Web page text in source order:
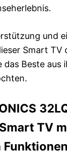
und
Smart TV
das Beste aus
TV